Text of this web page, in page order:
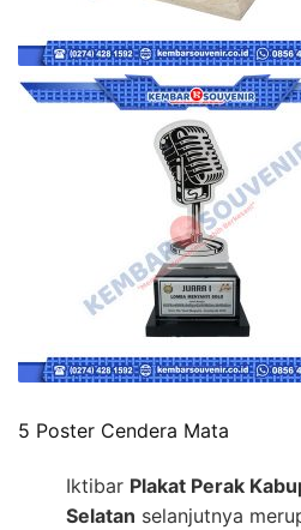
5 Poster Cendera Mata
Iktibar Plakat Perak
Selatan selanjutnya